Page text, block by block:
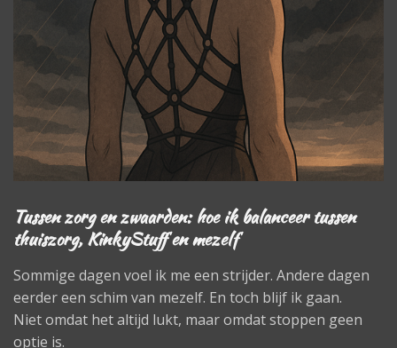
Tussen zorg en zwaarden: hoe ik balanceer tussen
thuiszorg, KinkyStuff en mezelf
Sommige dagen voel ik me een strijder. Andere dagen
eerder een schim van mezelf. En toch blijf ik gaan.
Niet omdat het altijd lukt, maar omdat stoppen geen
optie is.